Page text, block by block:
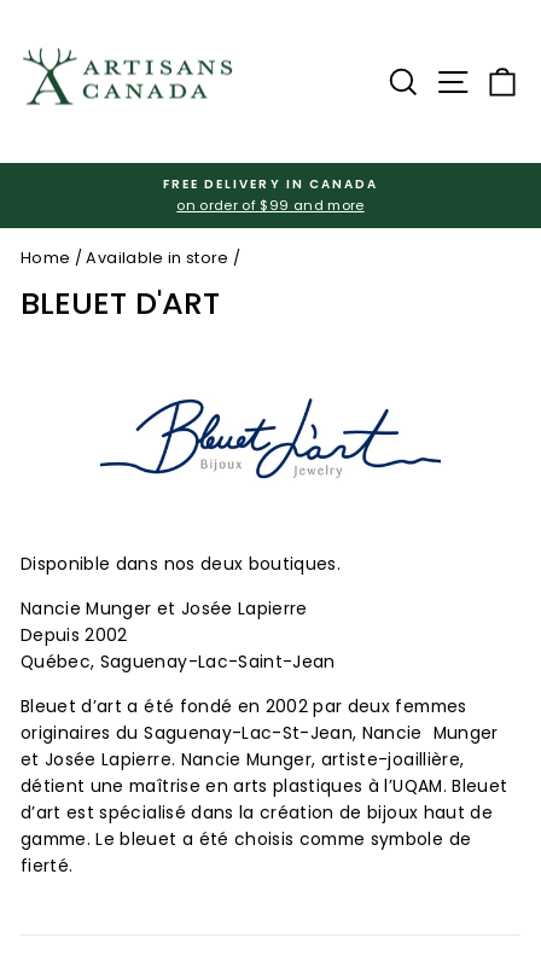
content
Search Site
Pause
FREE DELIVERY IN CANADA
on order of $99 and more
Home / Available in store /
BLEUET D'ART
Disponible dans nos deux boutiques.
Nancie Munger et Josée Lapierre
Depuis 2002
Québec, Saguenay-Lac-Saint-Jean
Bleuet d’art a été fondé en 2002 par deux femmes
originaires du Saguenay-Lac-St-Jean, Nancie Munger
et Josée Lapierre. Nancie Munger, artiste-joaillière,
détient une maîtrise en arts plastiques à l’UQAM. Bleuet
d’art est spécialisé dans la création de bijoux haut de
gamme. Le bleuet a été choisis comme symbole de
fierté.